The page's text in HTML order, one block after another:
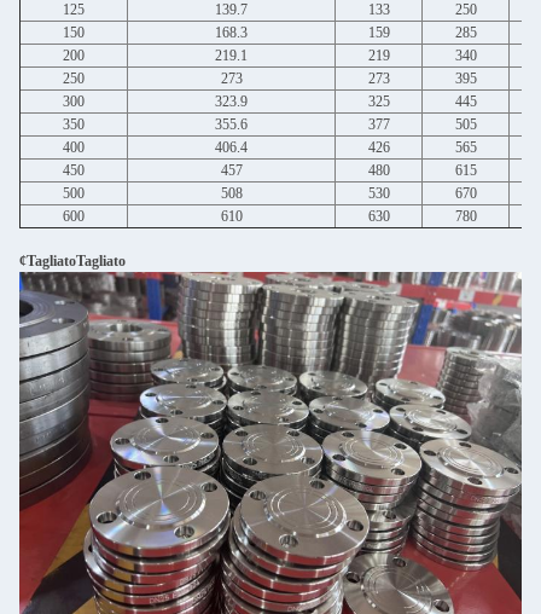
125
139.7 133
250
150
168.3 159
285
200
219.1 219
340
250
273 273
395
300
323.9 325
445
350
355.6 377
505
400
406.4 426
565
450
457 480
615
500
508 530
670
600
610 630 780
¢TagliatoTagliato